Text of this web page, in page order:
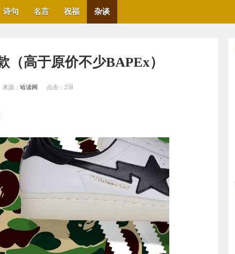
诗句 名言 祝福 杂谈
（高于原价不少BAPEx）
来源： 哈读网 点击： 258